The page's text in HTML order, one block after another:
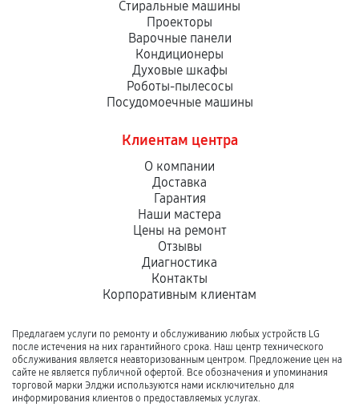
Стиральные машины
Проекторы
Варочные панели
Кондиционеры
Духовые шкафы
Роботы-пылесосы
Посудомоечные машины
Клиентам центра
О компании
Доставка
Гарантия
Наши мастера
Цены на ремонт
Отзывы
Диагностика
Контакты
Корпоративным клиентам
Предлагаем услуги по ремонту и обслуживанию любых устройств LG
после истечения на них гарантийного срока. Наш центр технического
обслуживания является неавторизованным центром. Предложение цен на
сайте не является публичной офертой. Все обозначения и упоминания
торговой марки Элджи используются нами исключительно для
информирования клиентов о предоставляемых услугах.